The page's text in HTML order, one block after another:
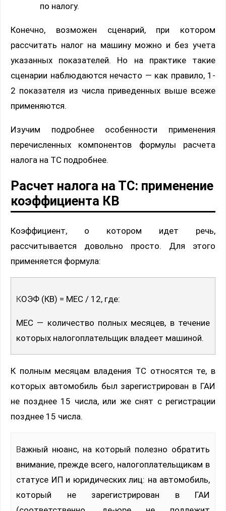
по налогу.
Конечно, возможен сценарий, при котором
рассчитать налог на машину можно и без учета
указанных показателей. Но на практике такие
сценарии наблюдаются нечасто — как правило, 1-
2 показателя из числа приведенных выше всеже
применяются.
Изучим подробнее особенности применения
перечисленных компонентов формулы расчета
налога на ТС подробнее.
Расчет налога на ТС: применение
коэффициента КВ
Коэффициент, о котором идет речь,
рассчитывается довольно просто. Для этого
применяется формула:
КОЭФ (КВ) = МЕС / 12, где:
МЕС — количество полных месяцев, в течение
которых налогоплательщик владеет машиной.
К полным месяцам владения ТС относятся те, в
которых автомобиль был зарегистрирован в ГАИ
не позднее 15 числа, или же снят с регистрации
позднее 15 числа.
Важный нюанс, на который полезно обратить
внимание, прежде всего, налогоплательщикам в
статусе ИП и юридических лиц: на автомобиль,
который не зарегистрирован в ГАИ